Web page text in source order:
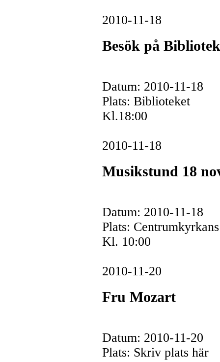
2010-11-18
Besök på
Datum: 2010-11-18
Plats: Biblioteket
Kl.18:00
2010-11-18
Musikstund 18
Datum: 2010-11-18
Plats:
Kl. 10:00
2010-11-20
Fru Mozart
Datum: 2010-11-20
Plats: Skriv plats här